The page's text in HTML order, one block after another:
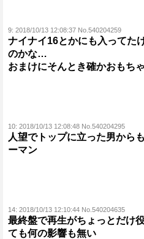
9: 2018/10/13 12:08:37 No.540204259
ナイナイ16とかにも入ってた
のかな…
おまけにそんとき確かおもち
10: 2018/10/13 12:08:48 No.540204295
人望でトップに立った男から
ーマン
14: 2018/10/13 12:10:44 No.540204635
最終盤で再生がちょっとだけ
ても何の影響も無い